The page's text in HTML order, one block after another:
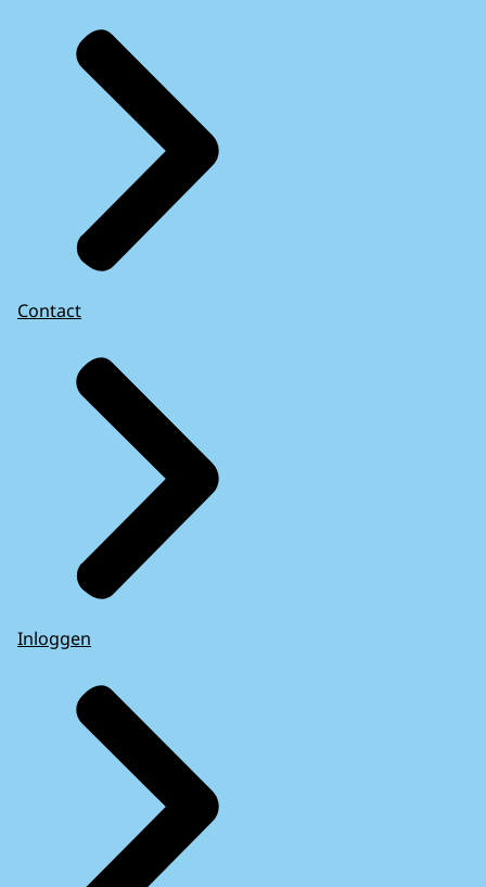
Contact
Inloggen